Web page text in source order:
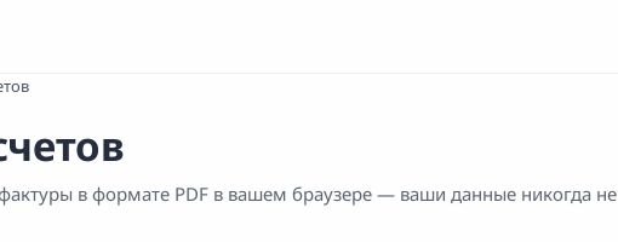
в формате PDF в вашем браузере — ваши данные никогда не